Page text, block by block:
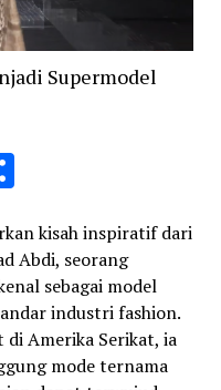
Supermodel
Share
kisah inspiratif dari
Abdi, seorang
sebagai model
industri fashion.
Amerika Serikat, ia
mode ternama